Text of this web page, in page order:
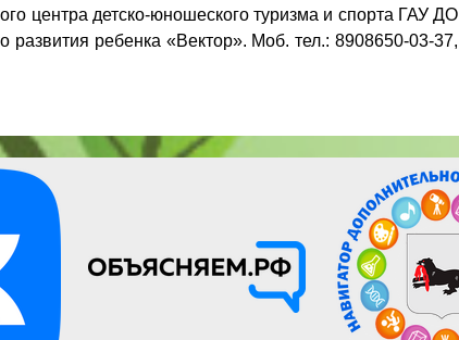
центра детско-юношеского туризма и спорта ГАУ ДО
развития ребенка «Вектор». Моб. тел.: 8908650-03-37,